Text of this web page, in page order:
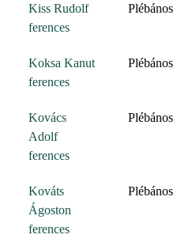
Kiss Rudolf
ferences
Plébános
Koksa Kanut
ferences
Plébános
Kovács
Adolf
ferences
Plébános
Kováts
Ágoston
ferences
Plébános